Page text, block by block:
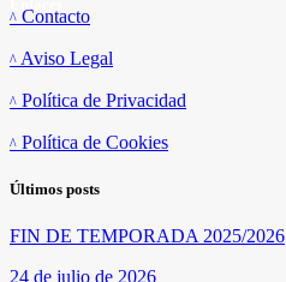
Contacto
Aviso Legal
Política de Privacidad
Política de Cookies
Últimos posts
FIN DE TEMPORADA 2025/2026
24 de julio de 2026